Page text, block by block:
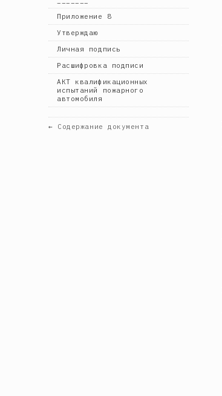
Приложение 8
Утверждаю
Личная подпись
Расшифровка подписи
АКТ квалификационных
испытаний пожарного
автомобиля
← Содержание документа